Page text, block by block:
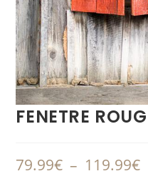
FENETRE
79.99€ – 119.99€